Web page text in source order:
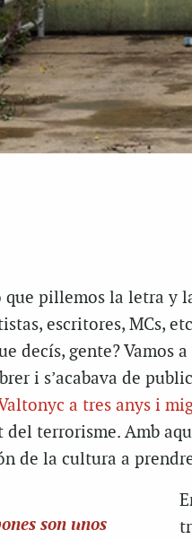
que pillemos la letra y
escritores, MCs,
decís, gente? Vamos
i s’acabava de
a tres anys i
terrorisme. Amb
de la cultura a
son unos